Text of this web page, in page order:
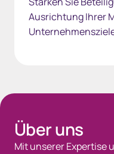
Ausrichtung Ihrer
Spacing 35px Gray
Über uns
Mit unserer Expertise